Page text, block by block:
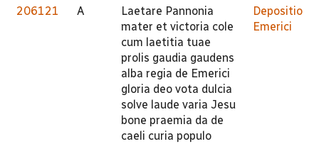
206121 A
Laetare Pannonia
mater et victoria cole
cum laetitia tuae
prolis gaudia gaudens
alba regia de Emerici
gloria deo vota dulcia
solve laude varia Jesu
bone praemia da de
caeli curia populo
Depositio
Emerici